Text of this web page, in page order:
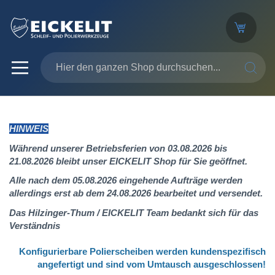
SUCHE
HINWEIS
Während unserer Betriebsferien von 03.08.2026 bis
21.08.2026 bleibt unser EICKELIT Shop für Sie geöffnet.
Alle nach dem 05.08.2026 eingehende Aufträge werden
allerdings erst ab dem 24.08.2026 bearbeitet und versendet.
Das Hilzinger-Thum / EICKELIT Team bedankt sich für das
Verständnis
Konfigurierbare Polierscheiben werden kundenspezifisch
angefertigt und sind vom Umtausch ausgeschlossen!